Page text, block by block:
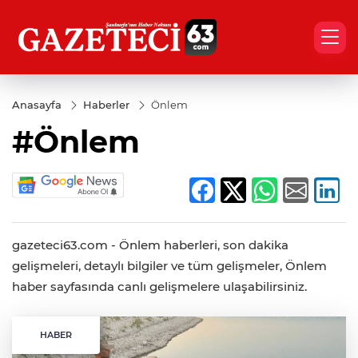
Anasayfa Haberler Önlem
#Önlem
gazeteci63.com - Önlem haberleri, son dakika
gelişmeleri, detaylı bilgiler ve tüm gelişmeler, Önlem
haber sayfasında canlı gelişmelere ulaşabilirsiniz.
HABER